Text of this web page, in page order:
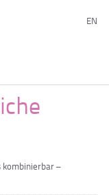
EN
kombinierbar –